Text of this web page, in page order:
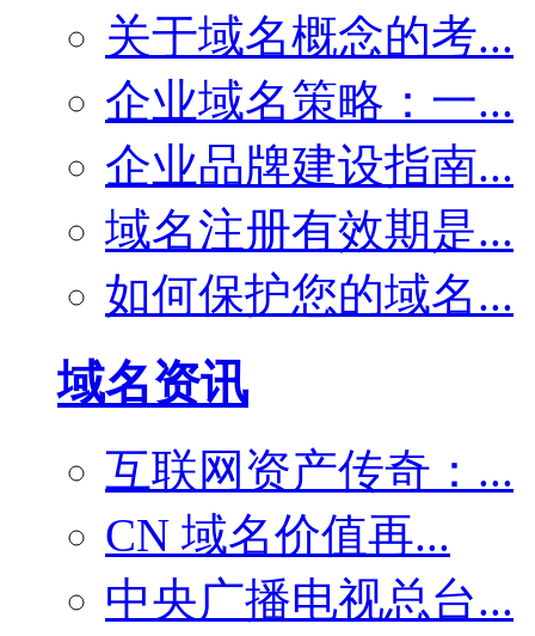
关于域名概念的考...
企业域名策略：一...
企业品牌建设指南...
域名注册有效期是...
如何保护您的域名...
域名资讯
互联网资产传奇：...
CN 域名价值再...
中央广播电视总台...